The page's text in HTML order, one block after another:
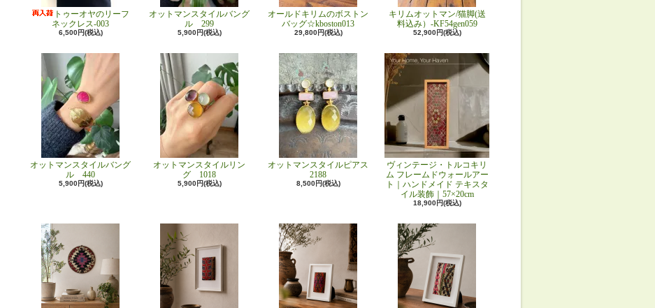
トゥーオヤのリーフ
ネックレス-003
6,500円(税込)
オットマンスタイルバング
ル 299
5,900円(税込)
オールドキリムのボストン
バッグ☆kboston013
29,800円(税込)
キリムオットマン/猫脚(送
料込み）-KF54gen059
52,900円(税込)
オットマンスタイルバング
ル 440
5,900円(税込)
オットマンスタイルリン
グ 1018
5,900円(税込)
オットマンスタイルピアス
2188
8,500円(税込)
ヴィンテージ・トルコキリ
ム フレームドウォールアー
ト｜ハンドメイド テキスタ
イル装飾｜57×20cm
18,900円(税込)